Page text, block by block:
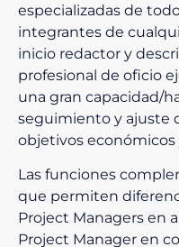
especializadas de
integrantes de
inicio redactor y
profesional de oficio
una gran capacidad/
seguimiento y ajuste
objetivos
Las funciones
que permiten
Project Managers en
Project Manager en